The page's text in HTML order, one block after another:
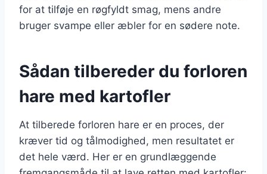
for at tilføje en røgfyldt smag, mens andre
bruger svampe eller æbler for en sødere note.
Sådan tilbereder du forloren
hare med kartofler
At tilberede forloren hare er en proces, der
kræver tid og tålmodighed, men resultatet er
det hele værd. Her er en grundlæggende